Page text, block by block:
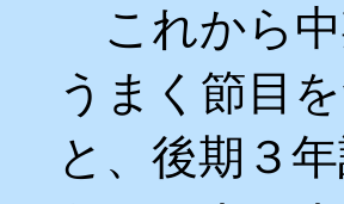
これから中
うまく節目
と、後期３